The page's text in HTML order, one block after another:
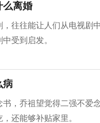
么离婚
往往能让人们从电视剧
受到启发。
病
，乔祖望觉得二强不爱
还能够补贴家里。